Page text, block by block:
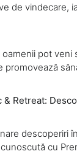
de vindecare,
pot
Retreat:
descoperiri
cu